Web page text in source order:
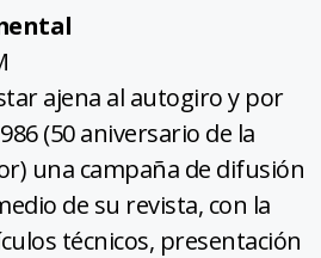
ajena al autogiro y por
(50 aniversario de la
una campaña de difusión
de su revista, con la
técnicos, presentación